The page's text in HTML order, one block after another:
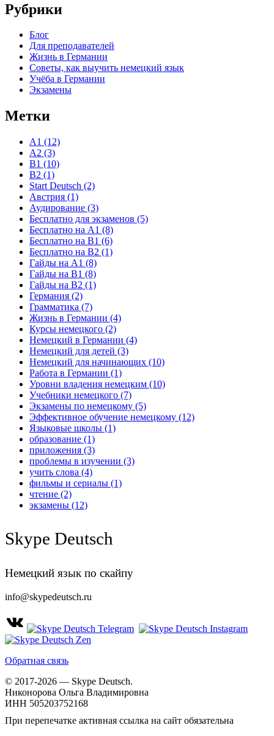
Рубрики
Блог
Для преподавателей
Жизнь в Германии
Советы, как выучить немецкий язык
Учёба в Германии
Экзамены
Метки
A1 (12)
A2 (3)
B1 (10)
B2 (1)
Start Deutsch (2)
Австрия (1)
Аудирование (3)
Бесплатно для экзаменов (5)
Бесплатно на A1 (8)
Бесплатно на B1 (6)
Бесплатно на B2 (1)
Гайды на A1 (8)
Гайды на B1 (8)
Гайды на B2 (1)
Германия (2)
Грамматика (7)
Жизнь в Германии (4)
Курсы немецкого (2)
Немецкий в Германии (4)
Немецкий для детей (3)
Немецкий для начинающих (10)
Работа в Германии (1)
Уровни владения немецким (10)
Учебники немецкого (7)
Экзамены по немецкому (5)
Эффективное обучение немецкому (12)
Языковые школы (1)
образование (1)
приложения (3)
проблемы в изучении (3)
учить слова (4)
фильмы и сериалы (1)
чтение (2)
экзамены (12)
Skype Deutsch
Немецкий язык по скайпу
info@skypedeutsch.ru
Обратная связь
© 2017-2026 — Skype Deutsch.
Никонорова Ольга Владимировна
ИНН 505203752168
При перепечатке активная ссылка на сайт обязательна